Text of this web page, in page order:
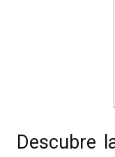
Descubre